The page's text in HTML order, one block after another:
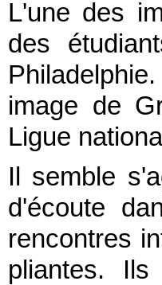
L'une des
des
image de
Ligue
Il semble
d'écoute
rencontres
pliantes.